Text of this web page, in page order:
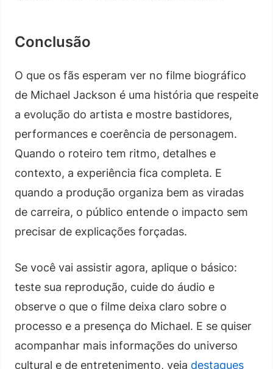
Conclusão
O que os fãs esperam ver no filme biográfico
de Michael Jackson é uma história que respeite
a evolução do artista e mostre bastidores,
performances e coerência de personagem.
Quando o roteiro tem ritmo, detalhes e
contexto, a experiência fica completa. E
quando a produção organiza bem as viradas
de carreira, o público entende o impacto sem
precisar de explicações forçadas.
Se você vai assistir agora, aplique o básico:
teste sua reprodução, cuide do áudio e
observe o que o filme deixa claro sobre o
processo e a presença do Michael. E se quiser
acompanhar mais informações do universo
cultural e de entretenimento, veja destaques